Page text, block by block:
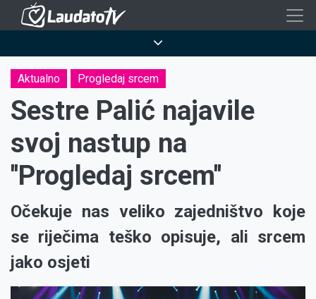
Skoči
sadržaj
Aktualno Progledaj srcem
Sestre Palić najavile
svoj nastup na
''Progledaj srcem''
Očekuje nas veliko zajedništvo koje
se riječima teško opisuje, ali srcem
jako osjeti